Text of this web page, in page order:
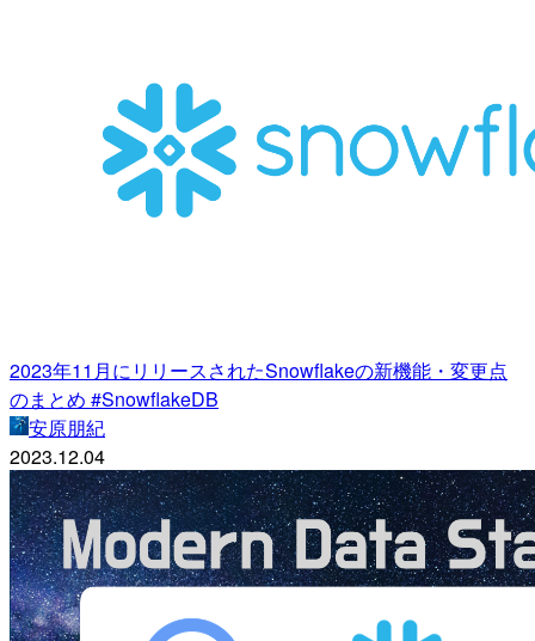
2023年11月にリリースされたSnowflakeの新機能・変更点
のまとめ #SnowflakeDB
安原朋紀
2023.12.04